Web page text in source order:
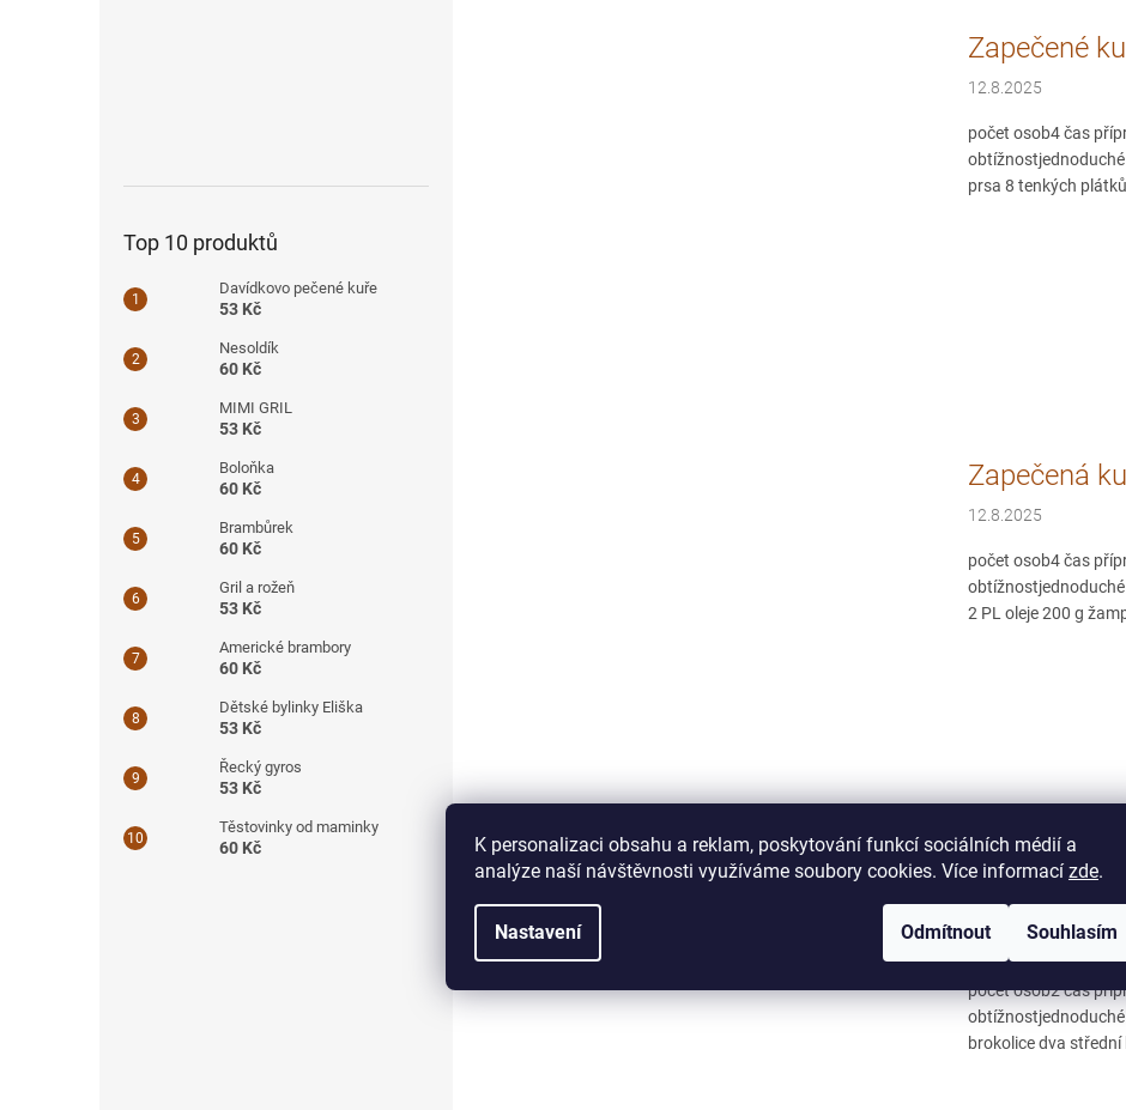
K personalizaci obsahu a reklam, poskytování funkcí sociálních médií a
analýze naší návštěvnosti využíváme soubory cookies. Více informací zde.
Nastavení Odmítnout Souhlasím
Top 10 produktů
Davídkovo pečené kuře
53 Kč
Nesoldík
60 Kč
MIMI GRIL
53 Kč
Boloňka
60 Kč
Brambůrek
60 Kč
Gril a rožeň
53 Kč
Americké brambory
60 Kč
Dětské bylinky Eliška
53 Kč
Řecký gyros
53 Kč
Těstovinky od maminky
60 Kč
Zapečené
12.8.2025
počet osob4 čas
prsa 8 tenkých
Zapečená
12.8.2025
počet osob4 čas
2 PL oleje 200 g
Zapečená
a nivou
12.8.2025
počet osob2 čas
brokolice dva